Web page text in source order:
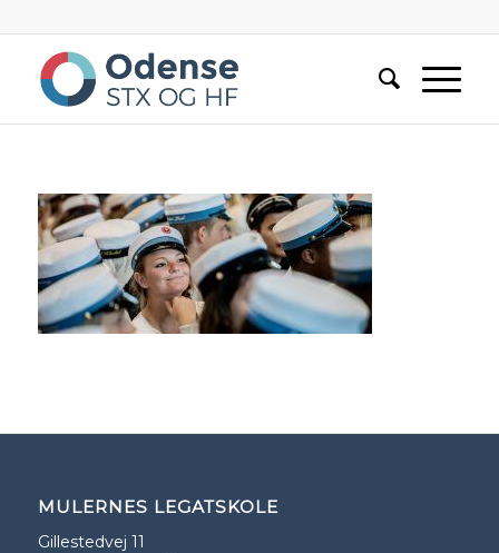
MULERNES LEGATSKOLE
Gillestedvej 11